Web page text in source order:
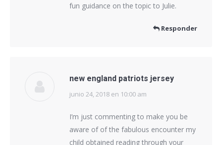
fun guidance on the topic to Julie.
Responder
new england patriots jersey
dice:
junio 24, 2018 en 10:00 am
I’m just commenting to make you be
aware of of the fabulous encounter my
child obtained reading through your